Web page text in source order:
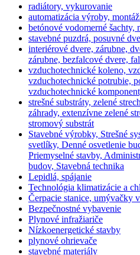
radiátory, vykurovanie
automatizácia výroby,
betónové vodomerné šachty,
stavebné puzdrá, posuvné
interiérové dvere, zárubne,
zárubne, bezfalcové dvere,
vzduchotechnické koleno,
vzduchotechnické potrubie,
vzduchotechnické
strešné substráty, zelené
záhrady, extenzívne zelené
stromový substrát
Stavebné výrobky, Strešné
svetlíky, Denné osvetlenie
Priemyselné stavby,
budov, Stavebná technika
Lepidlá, spájanie
Technológia klimatizácie a
Čerpacie stanice, umývačky
Bezpečnostné vybavenie
Plynové infražiariče
Nízkoenergetické stavby
plynové ohrievače
stavebné materiály